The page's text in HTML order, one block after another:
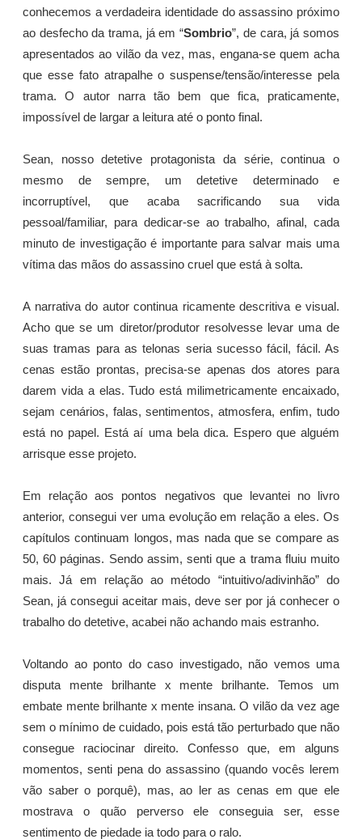
conhecemos a verdadeira identidade do assassino próximo
ao desfecho da trama, já em “Sombrio”, de cara, já somos
apresentados ao vilão da vez, mas, engana-se quem acha
que esse fato atrapalhe o suspense/tensão/interesse pela
trama. O autor narra tão bem que fica, praticamente,
impossível de largar a leitura até o ponto final.
Sean, nosso detetive protagonista da série, continua o
mesmo de sempre, um detetive determinado e
incorruptível, que acaba sacrificando sua vida
pessoal/familiar, para dedicar-se ao trabalho, afinal, cada
minuto de investigação é importante para salvar mais uma
vítima das mãos do assassino cruel que está à solta.
A narrativa do autor continua ricamente descritiva e visual.
Acho que se um diretor/produtor resolvesse levar uma de
suas tramas para as telonas seria sucesso fácil, fácil. As
cenas estão prontas, precisa-se apenas dos atores para
darem vida a elas. Tudo está milimetricamente encaixado,
sejam cenários, falas, sentimentos, atmosfera, enfim, tudo
está no papel. Está aí uma bela dica. Espero que alguém
arrisque esse projeto.
Em relação aos pontos negativos que levantei no livro
anterior, consegui ver uma evolução em relação a eles. Os
capítulos continuam longos, mas nada que se compare as
50, 60 páginas. Sendo assim, senti que a trama fluiu muito
mais. Já em relação ao método “intuitivo/adivinhão” do
Sean, já consegui aceitar mais, deve ser por já conhecer o
trabalho do detetive, acabei não achando mais estranho.
Voltando ao ponto do caso investigado, não vemos uma
disputa mente brilhante x mente brilhante. Temos um
embate mente brilhante x mente insana. O vilão da vez age
sem o mínimo de cuidado, pois está tão perturbado que não
consegue raciocinar direito. Confesso que, em alguns
momentos, senti pena do assassino (quando vocês lerem
vão saber o porquê), mas, ao ler as cenas em que ele
mostrava o quão perverso ele conseguia ser, esse
sentimento de piedade ia todo para o ralo.